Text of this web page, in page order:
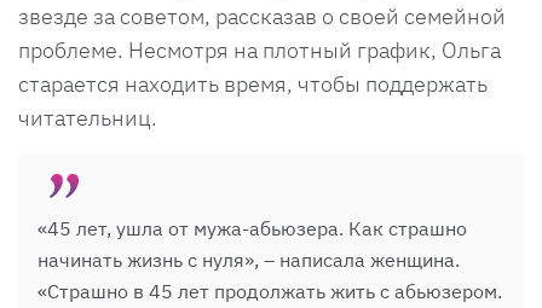
звезде за советом, рассказав о своей семейной
проблеме. Несмотря на плотный график, Ольга
старается находить время, чтобы поддержать
читательниц.
«45 лет, ушла от мужа-абьюзера. Как страшно
начинать жизнь с нуля», – написала женщина.
«Страшно в 45 лет продолжать жить с абьюзером.